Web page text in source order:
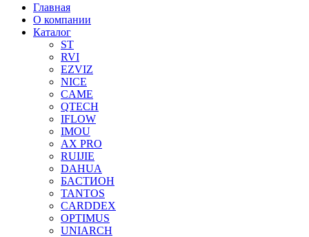
Главная
О компании
Каталог
ST
RVI
EZVIZ
NICE
CAME
QTECH
IFLOW
IMOU
AX PRO
RUIJIE
DAHUA
БAСТИОН
TANTOS
CARDDEX
OPTIMUS
UNIARCH